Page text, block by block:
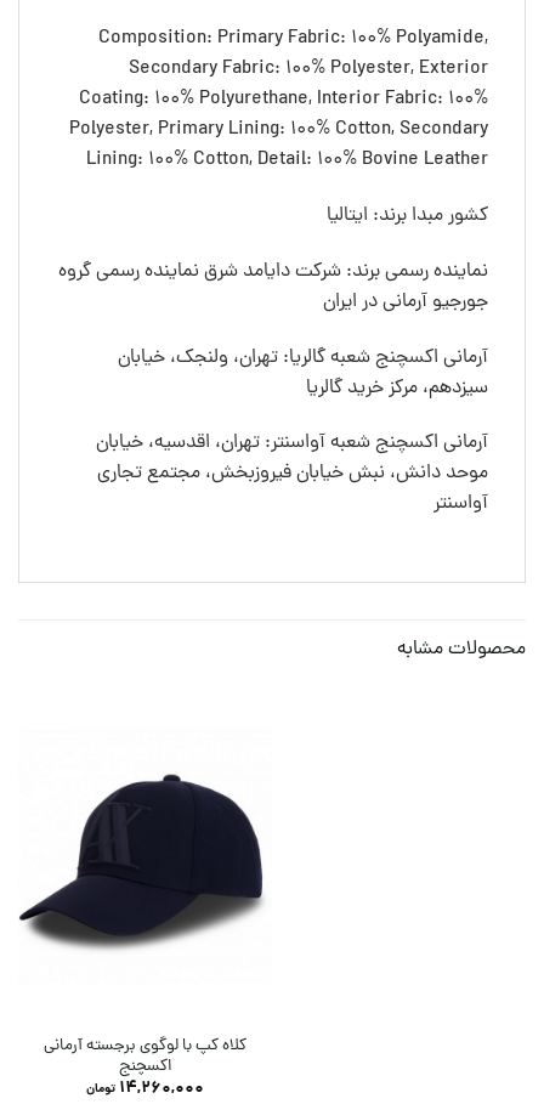
Composition: Primary Fabric: 100% Polyamide,
Secondary Fabric: 100% Polyester, Exterior
Coating: 100% Polyurethane, Interior Fabric: 100%
Polyester, Primary Lining: 100% Cotton, Secondary
Lining: 100% Cotton, Detail: 100% Bovine Leather
کشور مبدا برند: ایتالیا
نماینده رسمی برند: شرکت دایامد شرق نماینده رسمی گروه
جورجیو آرمانی در ایران
آرمانی اکسچنج شعبه گالریا: تهران، ولنجک، خیابان
سیزدهم، مرکز خرید گالریا
آرمانی اکسچنج شعبه آواسنتر: تهران، اقدسیه، خیابان
موحد دانش، نبش خیابان فیروزبخش، مجتمع تجاری
آواسنتر
محصولات مشابه
کلاه کپ با لوگوی برجسته آرمانی
اکسچنج
14,260,000 تومان